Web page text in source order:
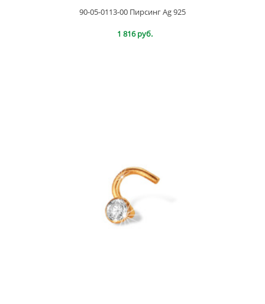
90-05-0113-00 Пирсинг Ag 925
1 816 руб.